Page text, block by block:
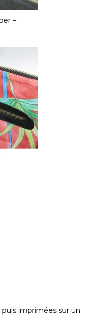
–
imprimées sur un